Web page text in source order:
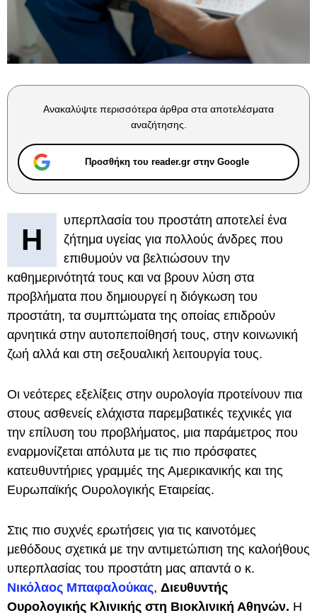
Ανακαλύψτε περισσότερα άρθρα στα αποτελέσματα
αναζήτησης.
Προσθήκη του reader.gr στην Google
H
υπερπλασία του προστάτη αποτελεί ένα
ζήτημα υγείας για πολλούς άνδρες που
επιθυμούν να βελτιώσουν την
καθημερινότητά τους και να βρουν λύση στα
προβλήματα που δημιουργεί η διόγκωση του
προστάτη, τα συμπτώματα της οποίας επιδρούν
αρνητικά στην αυτοπεποίθησή τους, στην κοινωνική
ζωή αλλά και στη σεξουαλική λειτουργία τους.
Οι νεότερες εξελίξεις στην ουρολογία προτείνουν πια
στους ασθενείς ελάχιστα παρεμβατικές τεχνικές για
την επίλυση του προβλήματος, μια παράμετρος που
εναρμονίζεται απόλυτα με τις πιο πρόσφατες
κατευθυντήριες γραμμές της Αμερικανικής και της
Ευρωπαϊκής Ουρολογικής Εταιρείας.
Στις πιο συχνές ερωτήσεις για τις καινοτόμες
μεθόδους σχετικά με την αντιμετώπιση της καλοήθους
υπερπλασίας του προστάτη μας απαντά ο κ.
Νικόλαος Μπαφαλούκας, Διευθυντής
Ουρολογικής Κλινικής στη Βιοκλινική Αθηνών. Η